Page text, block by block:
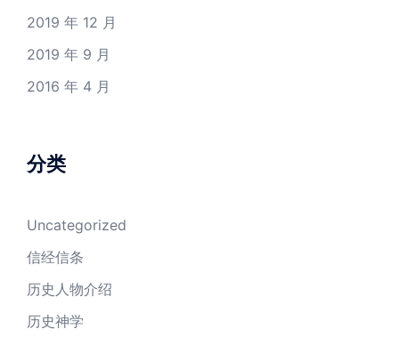
2019 年 12 月
2019 年 9 月
2016 年 4 月
分类
Uncategorized
信经信条
历史人物介绍
历史神学